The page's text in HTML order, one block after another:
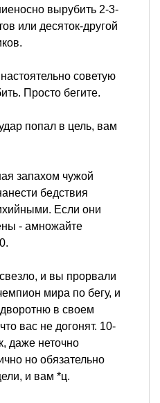
вырубить 2-3-
или десяток-другой
советую
Просто бегите.
попал в цель, вам
запахом чужой
бедствия
Если они
- амножайте
и вы прорвали
мира по бегу, и
в своем
вас не догонят. 10-
даже неточно
но обязательно
и вам *ц.